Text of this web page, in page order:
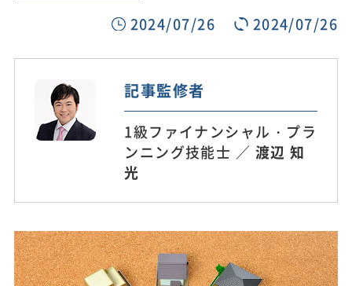
2024/07/26
2024/07/26
記事監修者
1級ファイナンシャル・プラ
ンニング技能士 ／ 渡辺 知
光